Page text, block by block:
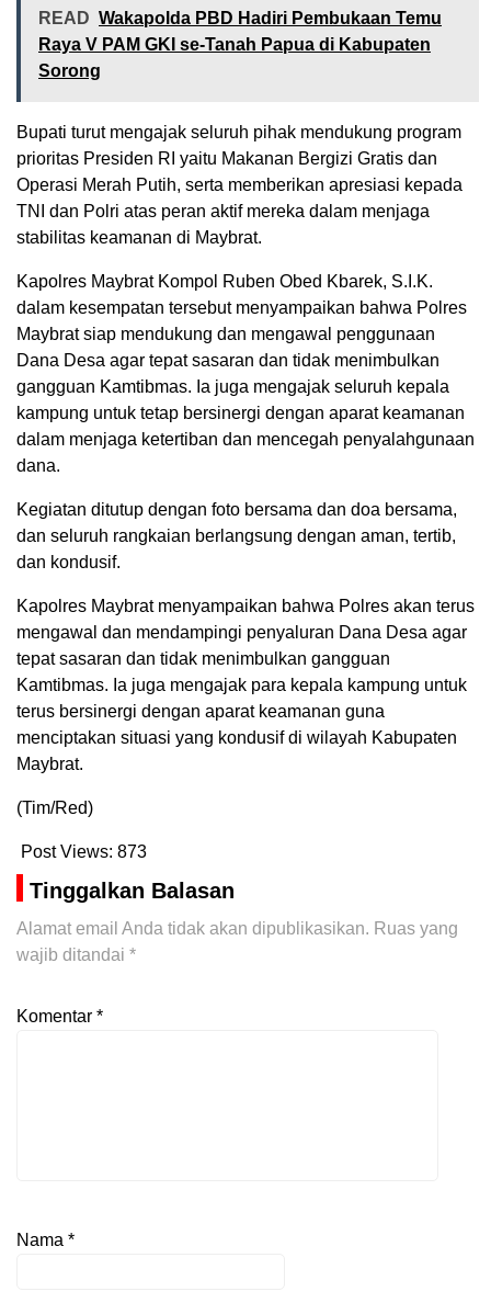
READ Wakapolda PBD Hadiri Pembukaan Temu
Raya V PAM GKI se-Tanah Papua di Kabupaten
Sorong
Bupati turut mengajak seluruh pihak mendukung program
prioritas Presiden RI yaitu Makanan Bergizi Gratis dan
Operasi Merah Putih, serta memberikan apresiasi kepada
TNI dan Polri atas peran aktif mereka dalam menjaga
stabilitas keamanan di Maybrat.
Kapolres Maybrat Kompol Ruben Obed Kbarek, S.I.K.
dalam kesempatan tersebut menyampaikan bahwa Polres
Maybrat siap mendukung dan mengawal penggunaan
Dana Desa agar tepat sasaran dan tidak menimbulkan
gangguan Kamtibmas. Ia juga mengajak seluruh kepala
kampung untuk tetap bersinergi dengan aparat keamanan
dalam menjaga ketertiban dan mencegah penyalahgunaan
dana.
Kegiatan ditutup dengan foto bersama dan doa bersama,
dan seluruh rangkaian berlangsung dengan aman, tertib,
dan kondusif.
Kapolres Maybrat menyampaikan bahwa Polres akan terus
mengawal dan mendampingi penyaluran Dana Desa agar
tepat sasaran dan tidak menimbulkan gangguan
Kamtibmas. Ia juga mengajak para kepala kampung untuk
terus bersinergi dengan aparat keamanan guna
menciptakan situasi yang kondusif di wilayah Kabupaten
Maybrat.
(Tim/Red)
Post Views: 873
Tinggalkan Balasan
Alamat email Anda tidak akan dipublikasikan. Ruas yang
wajib ditandai *
Komentar *
Nama *